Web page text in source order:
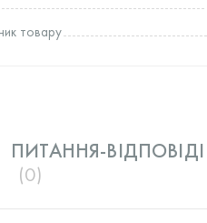
товару
ПИТАННЯ-ВІДПОВІДІ
(0)